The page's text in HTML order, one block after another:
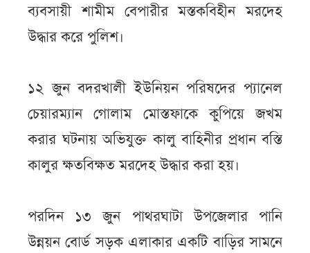
ব্যবসায়ী শামীম বেপারীর মস্তকবিহীন মরদেহ
উদ্ধার করে পুলিশ।
১২ জুন বদরখালী ইউনিয়ন পরিষদের প্যানেল
চেয়ারম্যান গোলাম মোস্তফাকে কুপিয়ে জখম
করার ঘটনায় অভিযুক্ত কালু বাহিনীর প্রধান বস্তি
কালুর ক্ষতবিক্ষত মরদেহ উদ্ধার করা হয়।
পরদিন ১৩ জুন পাথরঘাটা উপজেলার পানি
উন্নয়ন বোর্ড সড়ক এলাকার একটি বাড়ির সামনে